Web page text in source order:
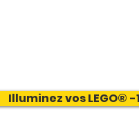
Illuminez vos LEGO® -